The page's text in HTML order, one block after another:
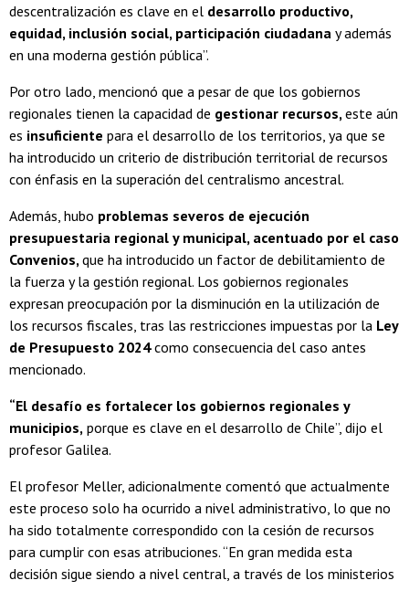
descentralización es clave en el desarrollo productivo,
equidad, inclusión social, participación ciudadana y además
en una moderna gestión pública”.
Por otro lado, mencionó que a pesar de que los gobiernos
regionales tienen la capacidad de gestionar recursos,este aún
es insuficiente para el desarrollo de los territorios, ya que se
ha introducido un criterio de distribución territorial de recursos
con énfasis en la superación del centralismo ancestral.
Además, hubo problemas severos de ejecución
presupuestaria regional y municipal, acentuado por el caso
Convenios,que ha introducido un factor de debilitamiento de
la fuerza y la gestión regional. Los gobiernos regionales
expresan preocupación por la disminución en la utilización de
los recursos fiscales, tras las restricciones impuestas por la Ley
de Presupuesto 2024como consecuencia del caso antes
mencionado.
“El desafío es fortalecer los gobiernos regionales y
municipios, porque es clave en el desarrollo de Chile”, dijo el
profesor Galilea.
El profesor Meller, adicionalmente comentó que actualmente
este proceso solo ha ocurrido a nivel administrativo, lo que no
ha sido totalmente correspondido con la cesión de recursos
para cumplir con esas atribuciones. “En gran medida esta
decisión sigue siendo a nivel central, a través de los ministerios